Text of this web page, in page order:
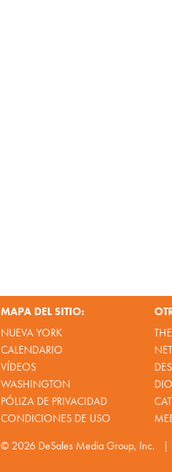
MAPA DEL SITIO:
NUEVA YORK
CALENDARIO
VÍDEOS
WASHINGTON
PÓLIZA DE PRIVACIDAD
CONDICIONES DE USO
© 2026 DeSales Media Group, Inc. |